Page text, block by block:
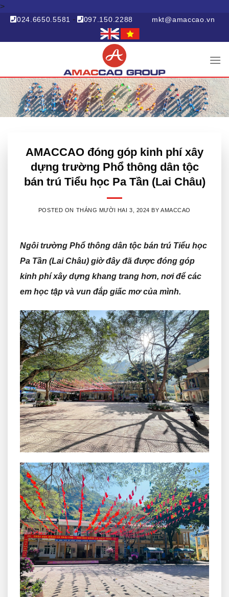
>
to
024.6650.5581 - 097.150.2288 mkt@amaccao.vn
AMACCAO đóng góp kinh phí xây
dựng trường Phổ thông dân tộc
bán trú Tiểu học Pa Tần (Lai Châu)
POSTED ON THÁNG MƯỜI HAI 3, 2024 BYAMACCAO
Ngôi trường Phổ thông dân tộc bán trú Tiểu học
Pa Tần (Lai Châu) giờ đây đã được đóng góp
kinh phí xây dựng khang trang hơn, nơi để các
em học tập và vun đắp giấc mơ của mình.